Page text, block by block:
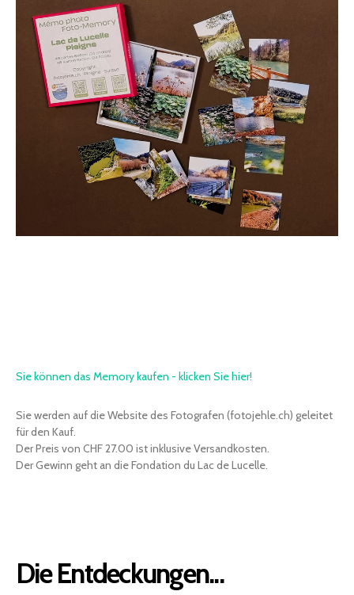
Sie können das Memory kaufen - klicken Sie hier!
Sie werden auf die Website des Fotografen (fotojehle.ch) geleitet
für den Kauf.
Der Preis von CHF 27.00 ist inklusive Versandkosten.
Der Gewinn geht an die Fondation du Lac de Lucelle.
Die Entdeckungen...